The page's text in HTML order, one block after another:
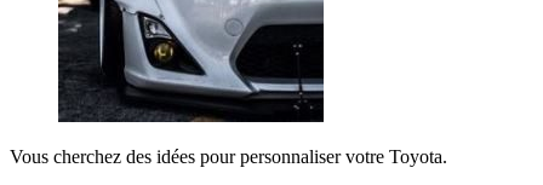
Vous cherchez des idées pour personnaliser votre Toyota.